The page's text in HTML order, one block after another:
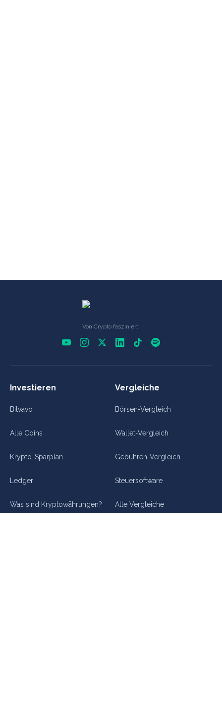
Von Crypto fasziniert.
Investieren
Bitvavo
Alle Coins
Krypto-Sparplan
Ledger
Was sind Kryptowährungen?
Vergleiche
Börsen-Vergleich
Wallet-Vergleich
Gebühren-Vergleich
Steuersoftware
Alle Vergleiche